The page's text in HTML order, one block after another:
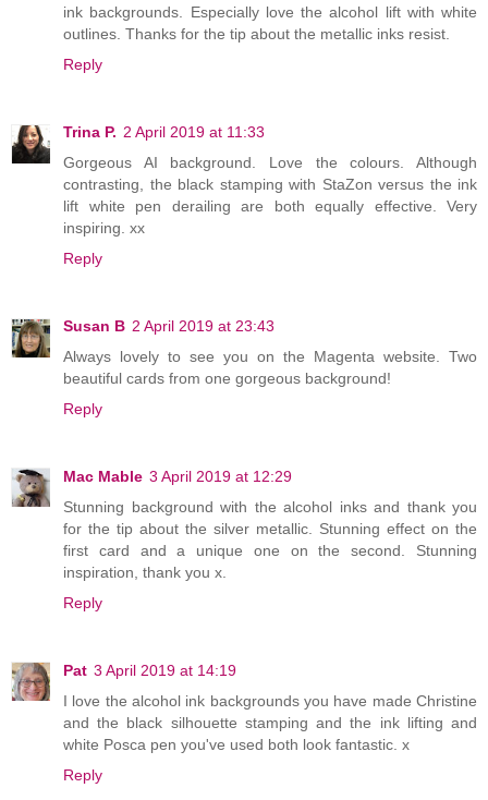
ink backgrounds. Especially love the alcohol lift with white
outlines. Thanks for the tip about the metallic inks resist.
Reply
Trina P. 2 April 2019 at 11:33
Gorgeous AI background. Love the colours. Although
contrasting, the black stamping with StaZon versus the ink
lift white pen derailing are both equally effective. Very
inspiring. xx
Reply
Susan B 2 April 2019 at 23:43
Always lovely to see you on the Magenta website. Two
beautiful cards from one gorgeous background!
Reply
Mac Mable 3 April 2019 at 12:29
Stunning background with the alcohol inks and thank you
for the tip about the silver metallic. Stunning effect on the
first card and a unique one on the second. Stunning
inspiration, thank you x.
Reply
Pat 3 April 2019 at 14:19
I love the alcohol ink backgrounds you have made Christine
and the black silhouette stamping and the ink lifting and
white Posca pen you've used both look fantastic. x
Reply